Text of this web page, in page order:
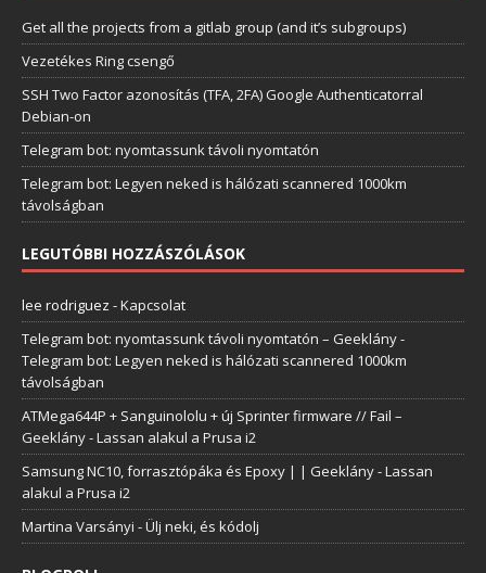
Get all the projects from a gitlab group (and it’s subgroups)
Vezetékes Ring csengő
SSH Two Factor azonosítás (TFA, 2FA) Google Authenticatorral
Debian-on
Telegram bot: nyomtassunk távoli nyomtatón
Telegram bot: Legyen neked is hálózati scannered 1000km
távolságban
LEGUTÓBBI HOZZÁSZÓLÁSOK
lee rodriguez -Kapcsolat
Telegram bot: nyomtassunk távoli nyomtatón – Geeklány-
Telegram bot: Legyen neked is hálózati scannered 1000km
távolságban
ATMega644P + Sanguinololu + új Sprinter firmware // Fail –
Geeklány-Lassan alakul a Prusa i2
Samsung NC10, forrasztópáka és Epoxy | | Geeklány-Lassan
alakul a Prusa i2
Martina Varsányi -Ülj neki, és kódolj